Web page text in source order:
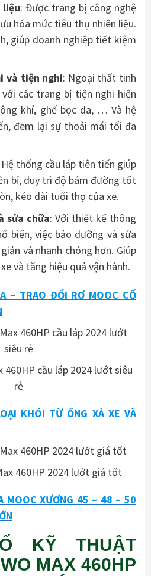
: Được trang bị công nghệ
hóa mức tiêu thụ nhiên liệu.
giúp doanh nghiệp tiết kiệm
và tiện nghi: Ngoại thất tinh
các trang bị tiện nghi hiện
khí, ghế bọc da, … Và hệ
đem lại sự thoải mái tối đa
Hệ thống cầu láp tiên tiến giúp
bỉ, duy trì độ bám đường tốt
kéo dài tuổi thọ của xe.
sửa chữa: Với thiết kế thông
biến, việc bảo dưỡng và sửa
và nhanh chóng hơn. Giúp
và tăng hiệu quả vận hành.
– TRAO ĐỔI RƠ MOOC CỔ
460HP cầu láp 2024 lướt siêu
rẻ
KHÓI TỪ ỐNG XẢ XE VÀ
460HP 2024 lướt giá tốt
MOOC XƯƠNG 45 – 48 – 50
KỸ THUẬT
MAX 460HP